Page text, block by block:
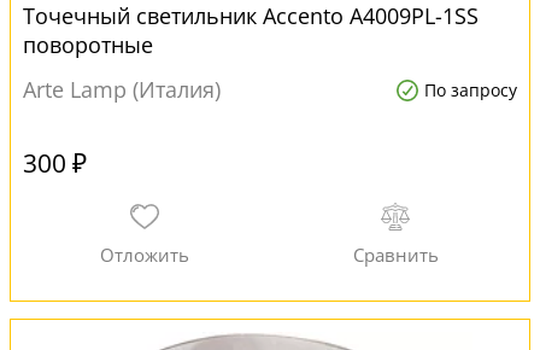
Точечный светильник Accento A4009PL-1SS
поворотные
Arte Lamp (Италия)
По запросу
300 ₽